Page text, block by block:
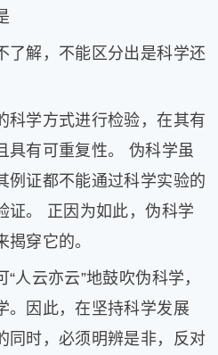
解，不能区分出是科学还
学方式进行检验，在其有
具有可重复性。 伪科学虽
例证都不能通过科学实验的
证。 正因为如此，伪科学
穿它的。
云亦云”地鼓吹伪科学，
。因此，在坚持科学发展
同时，必须明辨是非，反对